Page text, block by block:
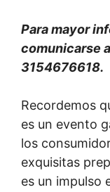
Para mayor
comunicarse
3154676618.
Recordemos
es un evento
los
exquisitas
es un impulso